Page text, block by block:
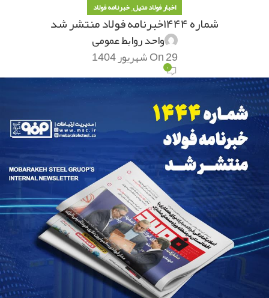
اخبار فولاد متیل,خبرنامه فولاد
شماره ۱۴۴۴خبرنامه فولاد منتشر شد
واحد روابط عمومی
On 29 شهریور 1404
۰